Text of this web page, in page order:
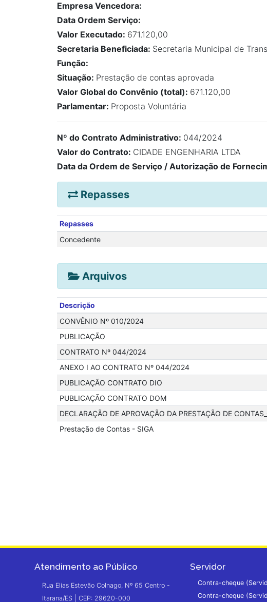
Empresa Vencedora:
Data Ordem Serviço:
Valor Executado: 671.120,00
Secretaria Beneficiada: Secretaria Municipal de
Função:
Situação: Prestação de contas aprovada
Valor Global do Convênio (total): 671.120,00
Parlamentar: Proposta Voluntária
Nº do Contrato Administrativo: 044/2024
Valor do Contrato: CIDADE ENGENHARIA LTDA
Data da Ordem de Serviço / Autorização de
Repasses
Repasses
Concedente
Arquivos
Descrição
CONVÊNIO Nº 010/2024
PUBLICAÇÃO
CONTRATO Nº 044/2024
ANEXO I AO CONTRATO Nº 044/2024
PUBLICAÇÃO CONTRATO DIO
PUBLICAÇÃO CONTRATO DOM
DECLARAÇÃO DE APROVAÇÃO DA PRESTAÇÃO DE
Prestação de Contas - SIGA
Atendimento ao Público
Rua Elias Estevão Colnago, Nº 65 Centro -
Itarana/ES | CEP: 29620-000
Servidor
Contra-cheque
Contra-cheque